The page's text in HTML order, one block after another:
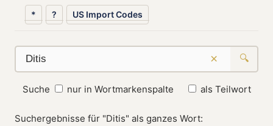
* ? US Import Codes
× 🔍
Suche nur in Wortmarkenspalte als Teilwort
Suchergebnisse für "Ditis" als ganzes Wort: